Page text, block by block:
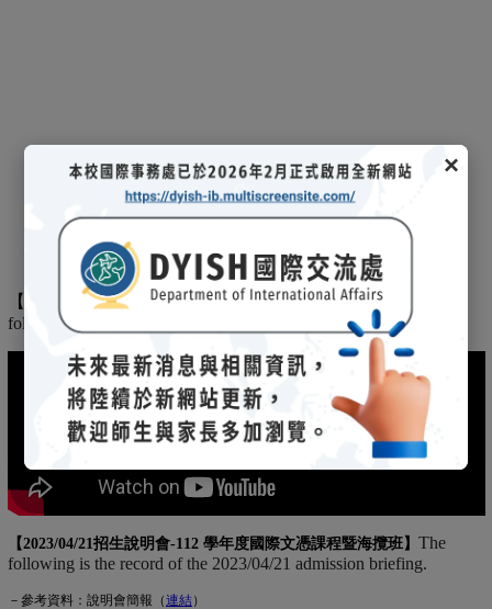
×
(另開新視窗)
【 2025/03/08招生說明會-114 學年度國際文憑課程暨海攬班
following is the record of the 2025/03/08 admission briefing.
【2023/04/21招生說明會-112 學年度國際文憑課程暨海攬班】 The
following is the record of the 2023/04/21 admission briefing.
－參考資料：說明會簡報（連結(另開新視窗)
）